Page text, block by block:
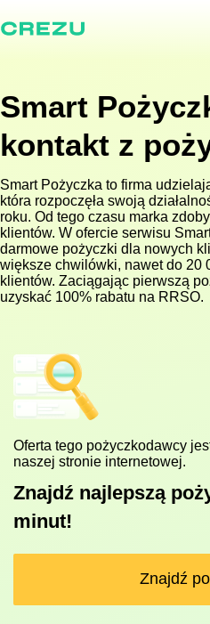
Smart
kontakt z
Smart Pożyczka to firma
która rozpoczęła swoją
roku. Od tego czasu marka
klientów. W ofercie serwisu
darmowe pożyczki dla nowych
większe chwilówki, nawet do 20
klientów. Zaciągając pierwszą
uzyskać 100% rabatu na RRSO.
Oferta tego pożyczkodawcy
naszej stronie internetowej.
Znajdź najlepszą
minut!
Znajdź